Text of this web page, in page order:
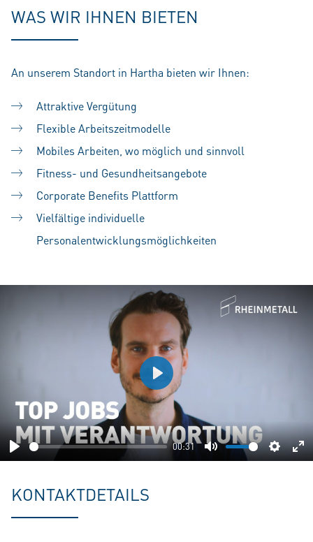
WAS WIR IHNEN BIETEN
An unserem Standort in Hartha bieten wir Ihnen:
Attraktive Vergütung
Flexible Arbeitszeitmodelle
Mobiles Arbeiten, wo möglich und sinnvoll
Fitness- und Gesundheitsangebote
Corporate Benefits Plattform
Vielfältige individuelle
Personalentwicklungsmöglichkeiten
Play
00:31
Mute
Play
KONTAKTDETAILS